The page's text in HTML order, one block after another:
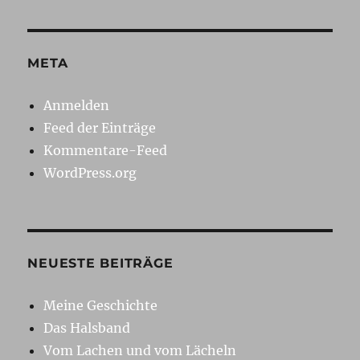
META
Anmelden
Feed der Einträge
Kommentare-Feed
WordPress.org
NEUESTE BEITRÄGE
Meine Geschichte
Das Halsband
Vom Lachen und vom Lächeln